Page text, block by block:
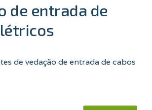
de entrada de
de vedação de entrada de cabos